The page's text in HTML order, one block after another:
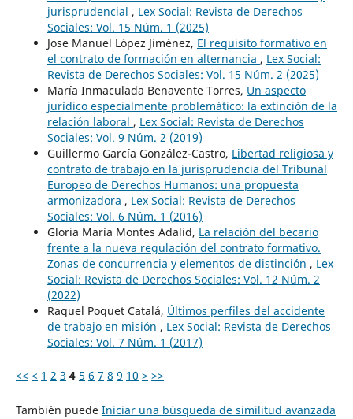
jurisprudencial , Lex Social: Revista de Derechos
Sociales: Vol. 15 Núm. 1 (2025)
Jose Manuel López Jiménez, El requisito formativo en
el contrato de formación en alternancia , Lex Social:
Revista de Derechos Sociales: Vol. 15 Núm. 2 (2025)
María Inmaculada Benavente Torres, Un aspecto
jurídico especialmente problemático: la extinción de la
relación laboral , Lex Social: Revista de Derechos
Sociales: Vol. 9 Núm. 2 (2019)
Guillermo García González-Castro, Libertad religiosa y
contrato de trabajo en la jurisprudencia del Tribunal
Europeo de Derechos Humanos: una propuesta
armonizadora , Lex Social: Revista de Derechos
Sociales: Vol. 6 Núm. 1 (2016)
Gloria María Montes Adalid, La relación del becario
frente a la nueva regulación del contrato formativo.
Zonas de concurrencia y elementos de distinción , Lex
Social: Revista de Derechos Sociales: Vol. 12 Núm. 2
(2022)
Raquel Poquet Catalá, Últimos perfiles del accidente
de trabajo en misión , Lex Social: Revista de Derechos
Sociales: Vol. 7 Núm. 1 (2017)
<< < 1 2 3 4 5 6 7 8 9 10 > >>
También puede Iniciar una búsqueda de similitud avanzada